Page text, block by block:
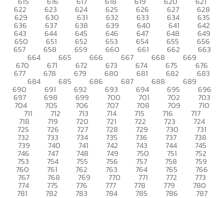
622 623 624 625 626 627 628
629 630 631 632 633 634 635
636 637 638 639 640 641 642
643 644 645 646 647 648 649
650 651 652 653 654 655 656
657 658 659 660 661 662 663
664 665 666 667 668 669
670 671 672 673 674 675 676
677 678 679 680 681 682 683
684 685 686 687 688 689
690 691 692 693 694 695 696
697 698 699 700 701 702 703
704 705 706 707 708 709 710
711 712 713 714 715 716 717
718 719 720 721 722 723 724
725 726 727 728 729 730 731
732 733 734 735 736 737 738
739 740 741 742 743 744 745
746 747 748 749 750 751 752
753 754 755 756 757 758 759
760 761 762 763 764 765 766
767 768 769 770 771 772 773
774 775 776 777 778 779 780
781 782 783 784 785 786 787